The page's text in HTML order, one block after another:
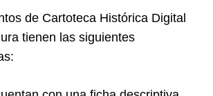
de Cartoteca Histórica Digital
tienen las siguientes